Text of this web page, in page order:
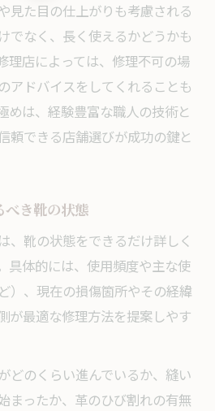
見た目の仕上がりも考慮される
でなく、長く使えるかどうかも
理店によっては、修理不可の場
アドバイスをしてくれることも
めは、経験豊富な職人の技術と
頼できる店舗選びが成功の鍵と
き靴の状態
、靴の状態をできるだけ詳しく
具体的には、使用頻度や主な使
）、現在の損傷箇所やその経緯
が最適な修理方法を提案しやす
どのくらい進んでいるか、縫い
まったか、革のひび割れの有無